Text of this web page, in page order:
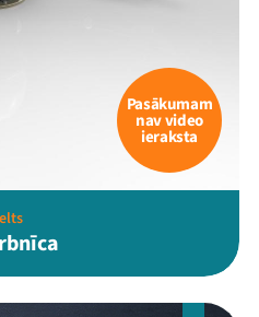
Pasākumam
nav video
ieraksta